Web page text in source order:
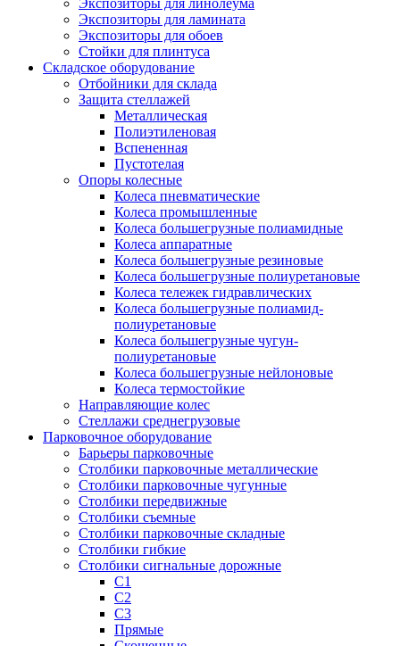
Экспозиторы для линолеума
Экспозиторы для ламината
Экспозиторы для обоев
Стойки для плинтуса
Складское оборудование
Отбойники для склада
Защита стеллажей
Металлическая
Полиэтиленовая
Вспененная
Пустотелая
Опоры колесные
Колеса пневматические
Колеса промышленные
Колеса большегрузные полиамидные
Колеса аппаратные
Колеса большегрузные резиновые
Колеса большегрузные полиуретановые
Колеса тележек гидравлических
Колеса большегрузные полиамид-
полиуретановые
Колеса большегрузные чугун-
полиуретановые
Колеса большегрузные нейлоновые
Колеса термостойкие
Направляющие колес
Стеллажи среднегрузовые
Парковочное оборудование
Барьеры парковочные
Столбики парковочные металлические
Столбики парковочные чугунные
Столбики передвижные
Столбики съемные
Столбики парковочные складные
Столбики гибкие
Столбики сигнальные дорожные
С1
С2
С3
Прямые